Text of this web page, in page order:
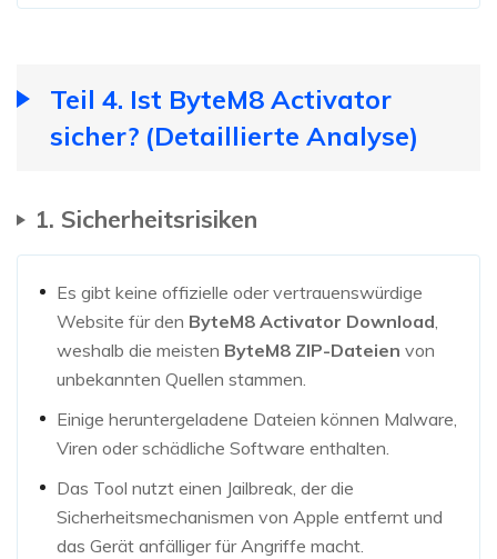
Teil 4. Ist ByteM8 Activator
sicher? (Detaillierte Analyse)
1. Sicherheitsrisiken
Es gibt keine offizielle oder vertrauenswürdige
Website für den ByteM8 Activator Download,
weshalb die meisten ByteM8 ZIP-Dateien von
unbekannten Quellen stammen.
Einige heruntergeladene Dateien können Malware,
Viren oder schädliche Software enthalten.
Das Tool nutzt einen Jailbreak, der die
Sicherheitsmechanismen von Apple entfernt und
das Gerät anfälliger für Angriffe macht.